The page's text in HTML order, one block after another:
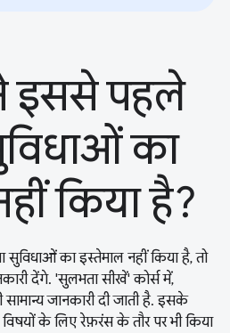
इससे पहले
का
किया है?
का इस्तेमाल नहीं किया है, तो
देंगे. 'सुलभता सीखें' कोर्स में,
जानकारी दी जाती है. इसके
के लिए रेफ़रंस के तौर पर भी किया